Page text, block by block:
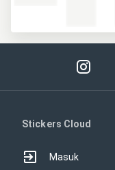
Stickers Cloud
Masuk